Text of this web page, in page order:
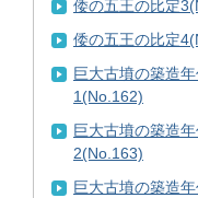
倭の五王の比定
倭の五王の比定
巨大古墳の築造
1(No.162)
巨大古墳の築造
2(No.163)
巨大古墳の築造